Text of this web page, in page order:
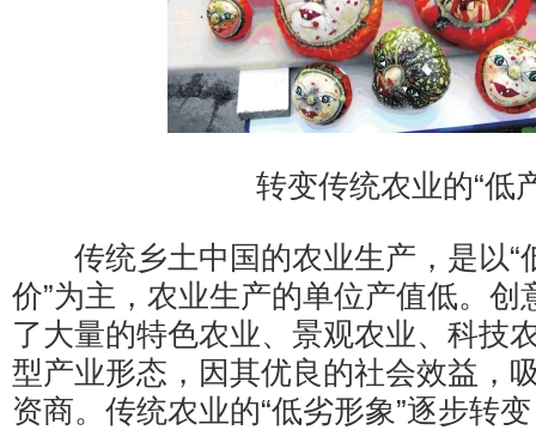
转变传统农业的“低
传统乡土中国的农业生产，是以“
价”为主，农业生产的单位产值低。创
了大量的特色农业、景观农业、科技
型产业形态，因其优良的社会效益，
资商。传统农业的“低劣形象”逐步转